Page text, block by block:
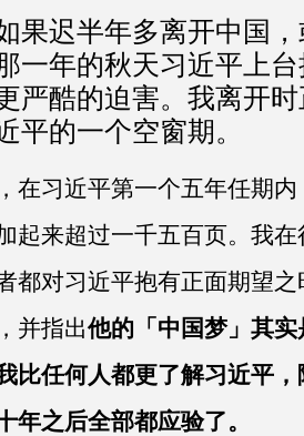
果迟半年多离开中国
一年的秋天习近平上
严酷的迫害。我离开
平的一个空窗期。
在习近平第一个五年任期
起来超过一千五百页。我
都对习近平抱有正面期望
并指出他的「中国梦」其
比任何人都更了解习近平
年之后全部都应验了。